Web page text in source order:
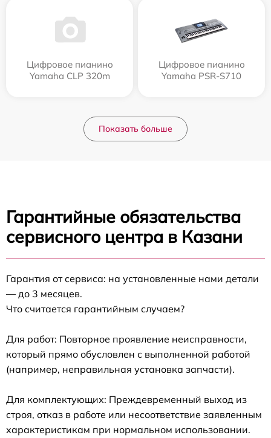
Цифровое пианино
Yamaha CLP 320m
Цифровое пианино
Yamaha PSR-S710
Показать больше
Гарантийные обязательства
сервисного центра в Казани
Гарантия от сервиса: на установленные нами детали
— до 3 месяцев.
Что считается гарантийным случаем?
Для работ: Повторное проявление неисправности,
который прямо обусловлен с выполненной работой
(например, неправильная установка запчасти).
Для комплектующих: Преждевременный выход из
строя, отказ в работе или несоответствие заявленным
характеристикам при нормальном использовании.